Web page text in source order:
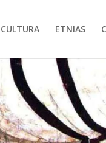
CULTURA ETNIAS